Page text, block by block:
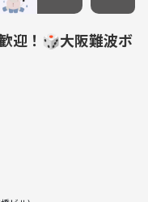
迎！🎲大阪難波ボ